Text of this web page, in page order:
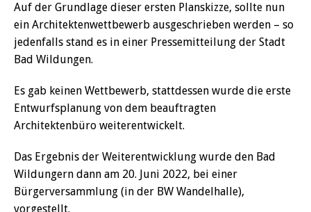
Auf der Grundlage dieser ersten Planskizze, sollte nun
ein Architektenwettbewerb ausgeschrieben werden – so
jedenfalls stand es in einer Pressemitteilung der Stadt
Bad Wildungen.
Es gab keinen Wettbewerb, stattdessen wurde die erste
Entwurfsplanung von dem beauftragten
Architektenbüro weiterentwickelt.
Das Ergebnis der Weiterentwicklung wurde den Bad
Wildungern dann am 20. Juni 2022, bei einer
Bürgerversammlung (in der BW Wandelhalle),
vorgestellt.